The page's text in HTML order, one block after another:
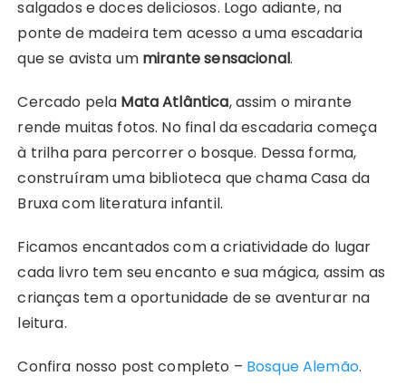
salgados e doces deliciosos. Logo adiante, na
ponte de madeira tem acesso a uma escadaria
que se avista um mirante sensacional.
Cercado pela Mata Atlântica, assim o mirante
rende muitas fotos. No final da escadaria começa
à trilha para percorrer o bosque. Dessa forma,
construíram uma biblioteca que chama Casa da
Bruxa com literatura infantil.
Ficamos encantados com a criatividade do lugar
cada livro tem seu encanto e sua mágica, assim as
crianças tem a oportunidade de se aventurar na
leitura.
Confira nosso post completo – Bosque Alemão.